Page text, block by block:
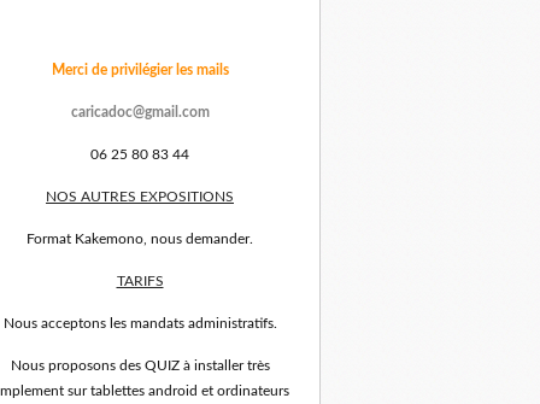
Merci de privilégier les mails
caricadoc@gmail.com
06 25 80 83 44
NOS AUTRES EXPOSITIONS
Format Kakemono, nous demander.
TARIFS
Nous acceptons les mandats administratifs.
Nous proposons des QUIZ à installer très
sur tablettes android et ordinateurs